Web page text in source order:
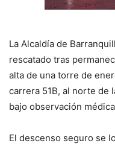
La Alcaldía de
rescatado tras
alta de una torre de
carrera 51B, al norte de
bajo observación
El descenso seguro se